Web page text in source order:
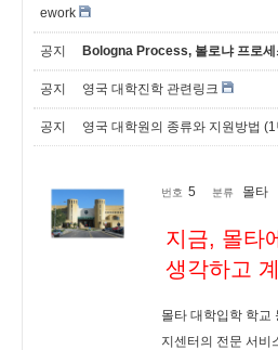
ework
공지 Bologna Process, 볼로냐 프로
공지 영국 대학진학 관련링크
공지 영국 대학원의 종류와 지원방법
번호 5 분류 몰타
지금, 몰타
생각하고
몰타 대학입학 학교
지센터의 전문 서비